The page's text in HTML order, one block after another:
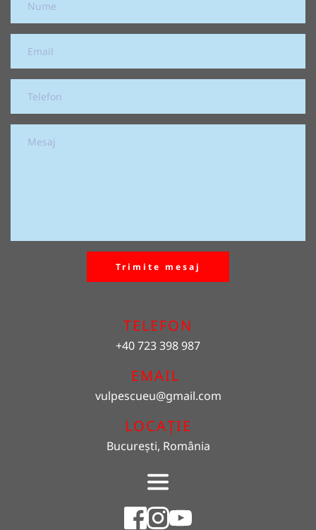
Trimite mesaj
TELEFON
+40 723 398 987
EMAIL
vulpescueu@gmail.com
LOCAȚIE
București, România